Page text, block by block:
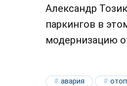
Александр
паркингов в
модернизацию
авария